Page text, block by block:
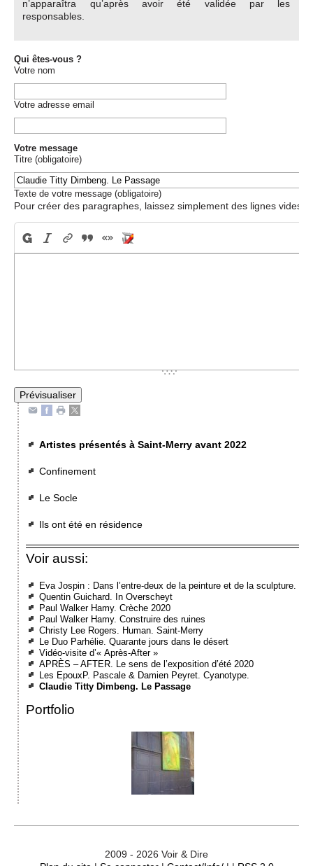
n’apparaîtra qu’après avoir été validée par les
responsables.
Qui êtes-vous ?
Votre nom
Votre adresse email
Votre message
Titre (obligatoire)
Texte de votre message (obligatoire)
Pour créer des paragraphes, laissez simplement des lignes vides.
Artistes présentés à Saint-Merry avant 2022
Confinement
Le Socle
Ils ont été en résidence
Voir aussi:
Eva Jospin : Dans l’entre-deux de la peinture et de la sculpture.
Quentin Guichard. In Overscheyt
Paul Walker Hamy. Crèche 2020
Paul Walker Hamy. Construire des ruines
Christy Lee Rogers. Human. Saint-Merry
Le Duo Parhélie. Quarante jours dans le désert
Vidéo-visite d’« Après-After »
APRÈS – AFTER. Le sens de l’exposition d’été 2020
Les EpouxP. Pascale & Damien Peyret. Cyanotype.
Claudie Titty Dimbeng. Le Passage
Portfolio
2009 - 2026 Voir & Dire